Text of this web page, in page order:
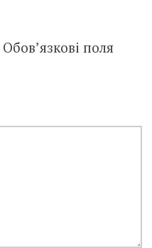
Обов’язкові поля